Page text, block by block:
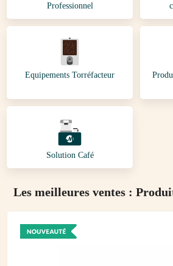
Professionnel
Equipements Torréfacteur
Solution Café
Les meilleures ventes :